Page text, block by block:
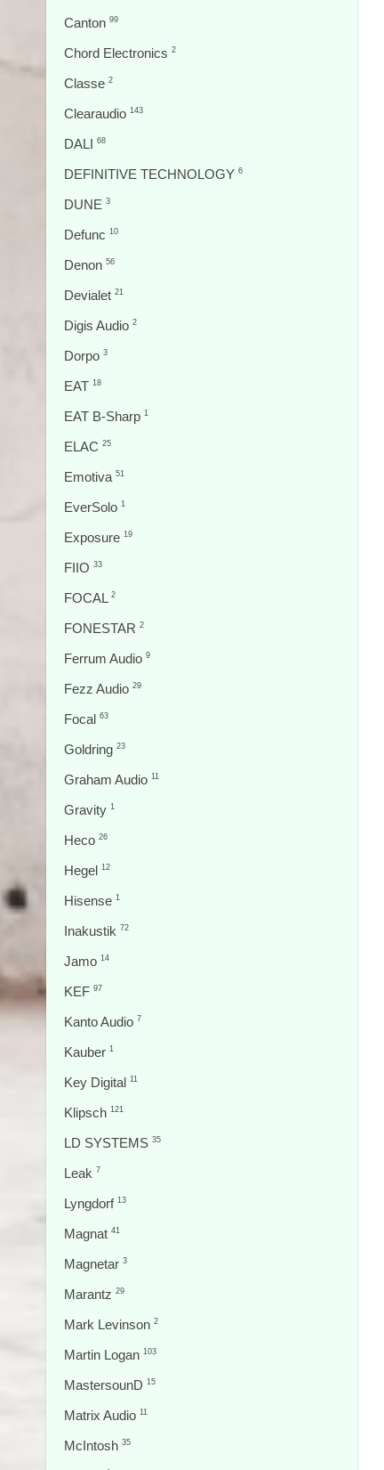
Canton 99
Chord Electronics 2
Classe 2
Clearaudio 143
DALI 68
DEFINITIVE TECHNOLOGY 6
DUNE 3
Defunc 10
Denon 56
Devialet 21
Digis Audio 2
Dorpo 3
EAT 18
EAT B-Sharp 1
ELAC 25
Emotiva 51
EverSolo 1
Exposure 19
FIIO 33
FOCAL 2
FONESTAR 2
Ferrum Audio 9
Fezz Audio 29
Focal 63
Goldring 23
Graham Audio 11
Gravity 1
Heco 26
Hegel 12
Hisense 1
Inakustik 72
Jamo 14
KEF 97
Kanto Audio 7
Kauber 1
Key Digital 11
Klipsch 121
LD SYSTEMS 35
Leak 7
Lyngdorf 13
Magnat 41
Magnetar 3
Marantz 29
Mark Levinson 2
Martin Logan 103
MastersounD 15
Matrix Audio 11
McIntosh 35